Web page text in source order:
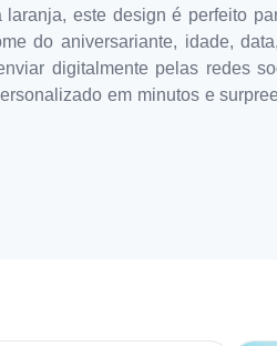
este design é perfeito
do aniversariante, idade,
digitalmente pelas redes
em minutos e